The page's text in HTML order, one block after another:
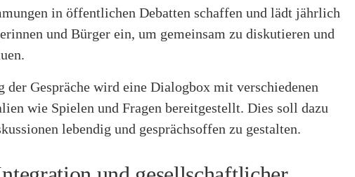
in öffentlichen Debatten schaffen und lädt jährlich
und Bürger ein, um gemeinsam zu diskutieren und
der Gespräche wird eine Dialogbox mit verschiedenen
wie Spielen und Fragen bereitgestellt. Dies soll dazu
lebendig und gesprächsoffen zu gestalten.